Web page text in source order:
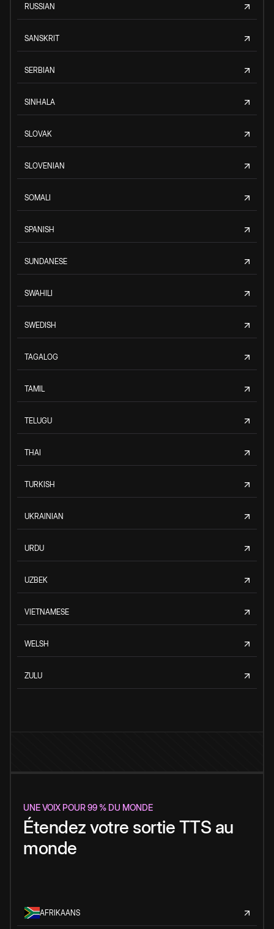
RUSSIAN
SANSKRIT
SERBIAN
SINHALA
SLOVAK
SLOVENIAN
SOMALI
SPANISH
SUNDANESE
SWAHILI
SWEDISH
TAGALOG
TAMIL
TELUGU
THAI
TURKISH
UKRAINIAN
URDU
UZBEK
VIETNAMESE
WELSH
ZULU
UNE VOIX POUR 99 % DU MONDE
Étendez votre sortie TTS au
monde
AFRIKAANS